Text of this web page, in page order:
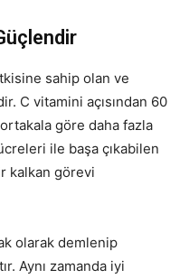
sahip olan ve
C vitamini açısından 60
göre daha fazla
ile başa çıkabilen
kalkan görevi
olarak demlenip
Aynı zamanda iyi